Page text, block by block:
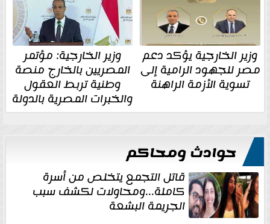
وزير الخارجية يؤكد دعم
مصر للجهود الرامية إلى
تسوية الأزمة الراهنة
وزير الخارجية: مؤتمر
المصريين بالخارج منصة
وطنية تربط العقول
والخبرات المصرية بالدولة
حوادث ومحاكم
قاتل التجمع يتخلص من أسرة
كاملة...ومحاولات لكشف سبب
الجريمة البشعة